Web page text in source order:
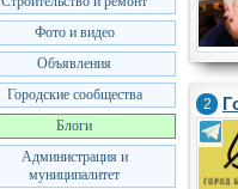
Фото и видео
Объявления
Городские сообщества
Блоги
Администрация и
муниципалитет
2